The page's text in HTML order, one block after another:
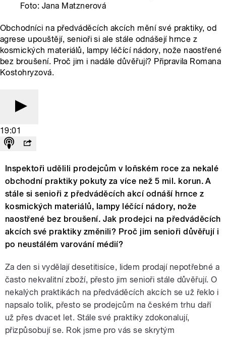
Foto: Jana Matznerová
Obchodníci na předváděcích akcích mění své praktiky, od
agrese upouštějí, senioři si ale stále odnášejí hrnce z
kosmických materiálů, lampy léčící nádory, nože naostřené
bez broušení. Proč jim i nadále důvěřují? Připravila Romana
Kostohryzová.
19:01
Inspektoři udělili prodejcům v loňském roce za nekalé
obchodní praktiky pokuty za více než 5 mil. korun. A
stále si senioři z předváděcích akcí odnáší hrnce z
kosmických materiálů, lampy léčící nádory, nože
naostřené bez broušení. Jak prodejci na předváděcích
akcích své praktiky změnili? Proč jim senioři důvěřují i
po neustálém varování médií?
Za den si vydělají desetitisíce, lidem prodají nepotřebné a
často nekvalitní zboží, přesto jim senioři stále důvěřují. O
nekalých praktikách na předváděcích akcích se už řeklo i
napsalo tolik, přesto se prodejcům na českém trhu daří
už přes dvacet let. Stále své praktiky zdokonalují,
přizpůsobují se. Rok jsme pro vás se skrytým